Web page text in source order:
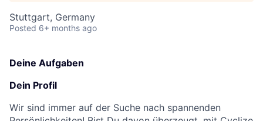
Stuttgart, Germany
Posted 6+ months ago
Deine Aufgaben
Dein Profil
Wir sind immer auf der Suche nach spannenden